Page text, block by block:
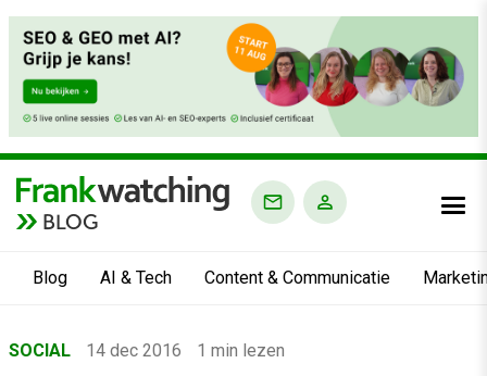
BLOG
Blog AI & Tech Content & Communicatie
›
SOCIAL 14 dec 2016 1 min lezen